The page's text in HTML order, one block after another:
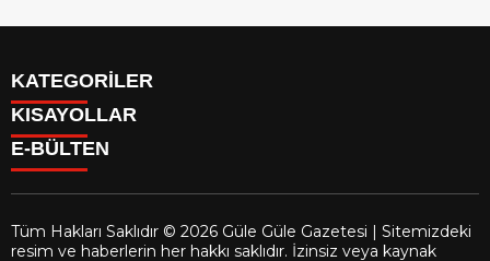
KATEGORİLER
Reklam
Firma Rehberi
İletişim
Künye
Gizlilik Politikası
KISAYOLLAR
Facebook
E-BÜLTEN
Tüm Hakları Saklıdır © 2026 Güle Güle Gazetesi | Sitemizdeki
resim ve haberlerin her hakkı saklıdır. İzinsiz veya kaynak